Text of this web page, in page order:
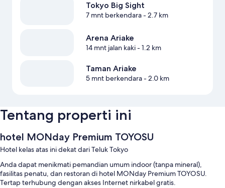
Tokyo Big Sight
7 mnt berkendara- 2.7 km
Arena Ariake
14 mnt jalan kaki- 1.2 km
Taman Ariake
5 mnt berkendara- 2.0 km
Tentang properti ini
hotel MONday Premium TOYOSU
Hotel kelas atas ini dekat dari Teluk Tokyo
Anda dapat menikmati pemandian umum indoor (tanpa mineral),
fasilitas penatu, dan restoran di hotel MONday Premium TOYOSU.
Tertap terhubung dengan akses Internet nirkabel gratis.